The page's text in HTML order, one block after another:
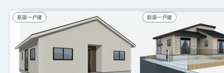
新築一戸建 新築一戸建